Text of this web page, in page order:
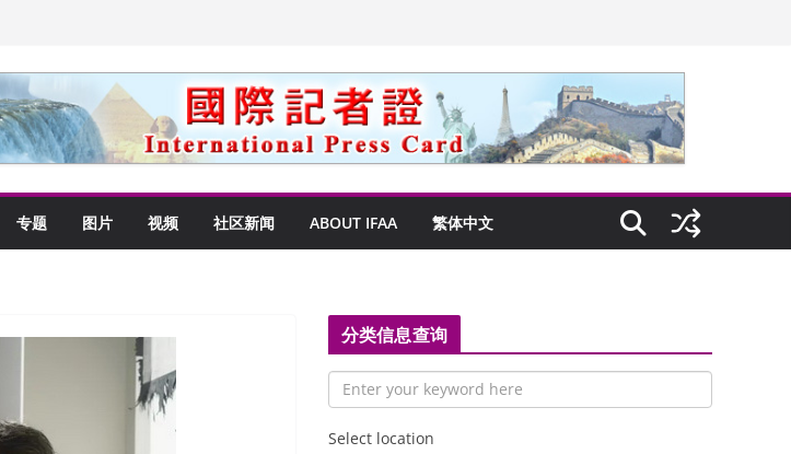
专题 图片 视频 社区新闻 ABOUT IFAA 繁体中文
分类信息查询
Select location